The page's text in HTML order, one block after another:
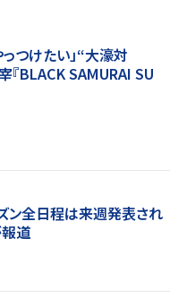
つけたい」“大濠対
BLACK SAMURAI SU
ン全日程は来週発表され
道